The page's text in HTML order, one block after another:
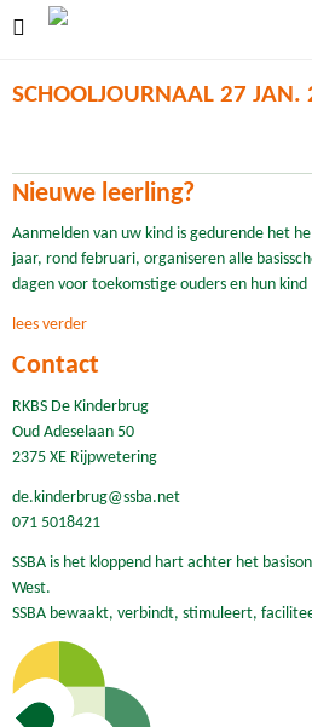
SCHOOLJOURNAAL 27
Nieuwe leerling?
Aanmelden van uw kind is gedurende het
jaar, rond februari, organiseren alle
dagen voor toekomstige ouders en hun kind
lees verder
Contact
RKBS De Kinderbrug
Oud Adeselaan 50
2375 XE Rijpwetering
de.kinderbrug@ssba.net
071 5018421
SSBA is het kloppend hart achter het
West.
SSBA bewaakt, verbindt, stimuleert,